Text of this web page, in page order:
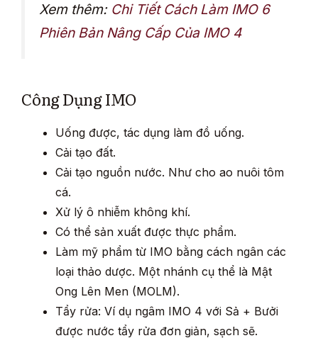
Xem thêm: Chi Tiết Cách Làm IMO 6
Phiên Bản Nâng Cấp Của IMO 4
Công Dụng IMO
Uống được, tác dụng làm đồ uống.
Cải tạo đất.
Cải tạo nguồn nước. Như cho ao nuôi tôm
cá.
Xử lý ô nhiễm không khí.
Có thể sản xuất được thực phẩm.
Làm mỹ phẩm từ IMO bằng cách ngân các
loại thảo dược. Một nhánh cụ thể là Mật
Ong Lên Men (MOLM).
Tẩy rửa: Ví dụ ngâm IMO 4 với Sả + Bưởi
được nước tẩy rửa đơn giản, sạch sẽ.